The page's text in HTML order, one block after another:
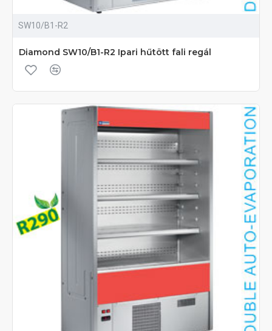
SW10/B1-R2
Diamond SW10/B1-R2 Ipari hűtött fali regál